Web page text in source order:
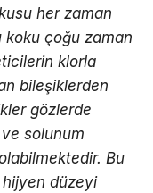
her zaman
koku çoğu zaman
klorla
bileşiklerden
gözlerde
solunum
Bu
düzeyi